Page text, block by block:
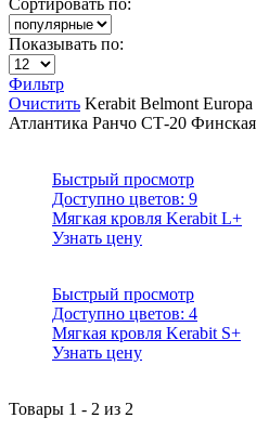
Показывать по:
Фильтр
Очистить Kerabit Belmont Europa
Атлантика Ранчо СТ-20 Финская
Быстрый просмотр
Доступно цветов: 9
Мягкая кровля Kerabit L+
Узнать цену
Быстрый просмотр
Доступно цветов: 4
Мягкая кровля Kerabit S+
Узнать цену
Товары 1 - 2 из 2